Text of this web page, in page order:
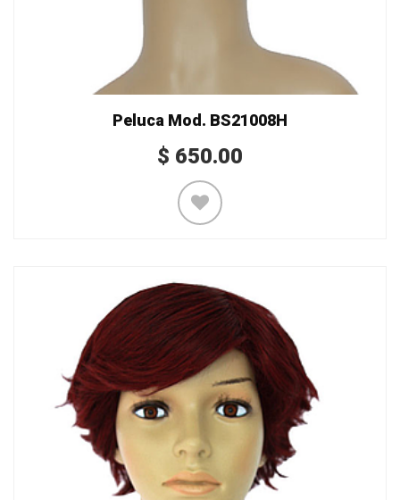
Peluca Mod. BS21008H
$ 650.00